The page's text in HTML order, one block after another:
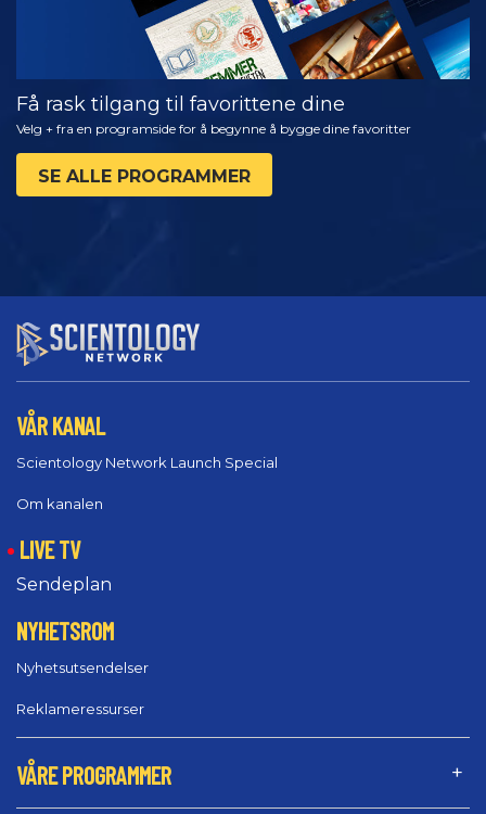
Få rask tilgang til favorittene dine
Velg + fra en programside for å begynne å bygge dine favoritter
SE ALLE PROGRAMMER
VÅR KANAL
Scientology Network Launch Special
Om kanalen
LIVE TV
Sendeplan
NYHETSROM
Nyhetsutsendelser
Reklameressurser
VÅRE PROGRAMMER